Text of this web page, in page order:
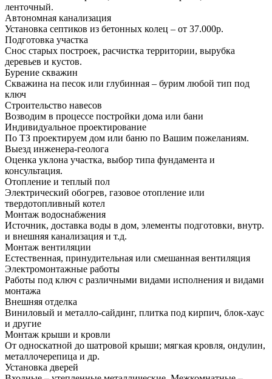
ленточный.
Автономная канализация
Установка септиков из бетонных колец – от 37.000р.
Подготовка участка
Снос старых построек, расчистка территории, вырубка
деревьев и кустов.
Бурение скважин
Скважина на песок или глубинная – бурим любой тип под
ключ
Строительство навесов
Возводим в процессе постройки дома или бани
Индивидуальное проектирование
По ТЗ проектируем дом или баню по Вашим пожеланиям.
Выезд инженера-геолога
Оценка уклона участка, выбор типа фундамента и
консультация.
Отопление и теплый пол
Электрический обогрев, газовое отопление или
твердотопливный котел
Монтаж водоснабжения
Источник, доставка воды в дом, элементы подготовки, внутр.
и внешняя канализация и т.д.
Монтаж вентиляции
Естественная, принудительная или смешанная вентиляция
Электромонтажные работы
Работы под ключ с различными видами исполнения и видами
монтажа
Внешняя отделка
Виниловый и металло-сайдинг, плитка под кирпич, блок-хаус
и другие
Монтаж крыши и кровли
От односкатной до шатровой крыши; мягкая кровля, ондулин,
металлочерепица и др.
Установка дверей